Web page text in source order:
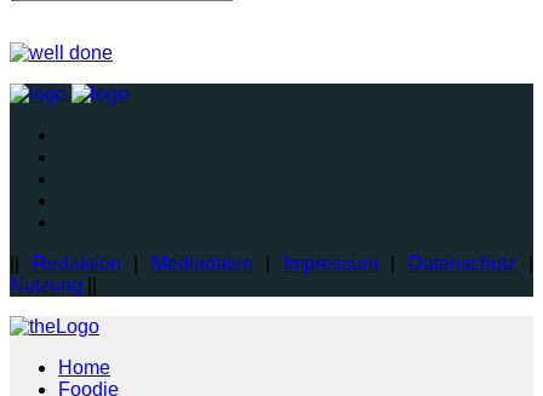
Redaktion Mediadaten Impressum| Datenschutz
Nutzung
Home
Foodie